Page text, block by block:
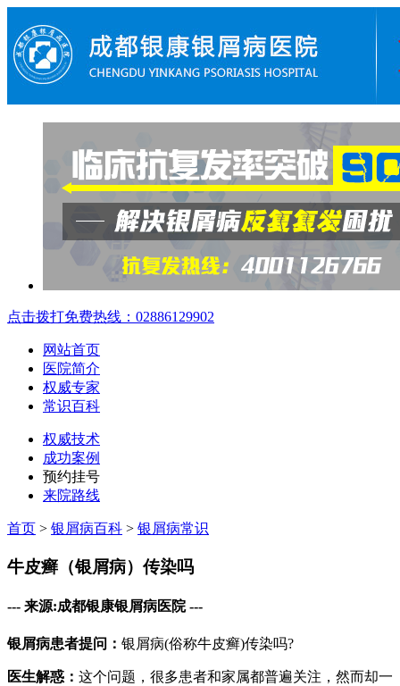
点击拨打免费热线：02886129902
网站首页
医院简介
权威专家
常识百科
权威技术
成功案例
预约挂号
来院路线
首页 > 银屑病百科 > 银屑病常识
牛皮癣（银屑病）传染吗
--- 来源:成都银康银屑病医院 ---
银屑病患者提问： 银屑病(俗称牛皮癣)传染吗?
医生解惑： 这个问题，很多患者和家属都普遍关注，然而却一